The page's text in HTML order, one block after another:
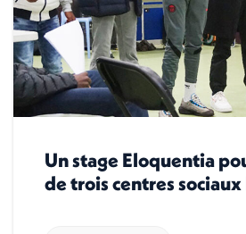
Un stage Eloquentia
de trois centres sociaux